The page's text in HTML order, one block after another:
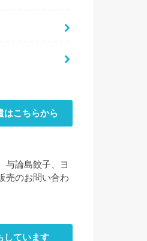
はこちらから
与論島餃子、ヨ
売のお問い合わ
しています